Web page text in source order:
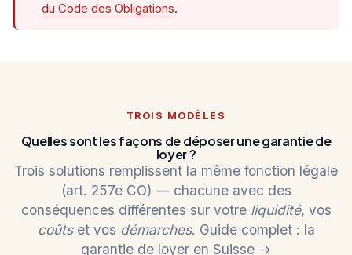
du Code des Obligations.
TROIS MODÈLES
Quelles sont les façons de déposer une garantie de
loyer ?
Trois solutions remplissent la même fonction légale
(art. 257e CO) — chacune avec des
conséquences différentes sur votre liquidité, vos
coûtset vos démarches. Guide complet : la
garantie de loyer en Suisse →